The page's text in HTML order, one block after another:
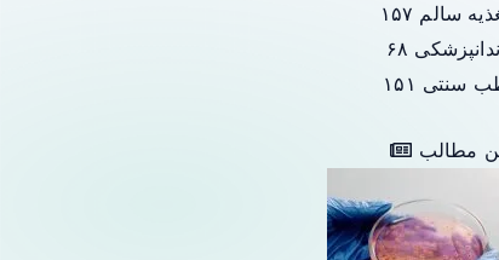
سالم ۱۵۷
۶۸
سنتی ۱۵۱
مطالب